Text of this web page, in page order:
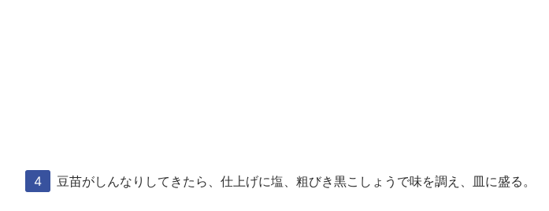
豆苗がしんなりしてきたら、仕上げに塩、粗びき黒こしょうで味を調え、皿に盛る。